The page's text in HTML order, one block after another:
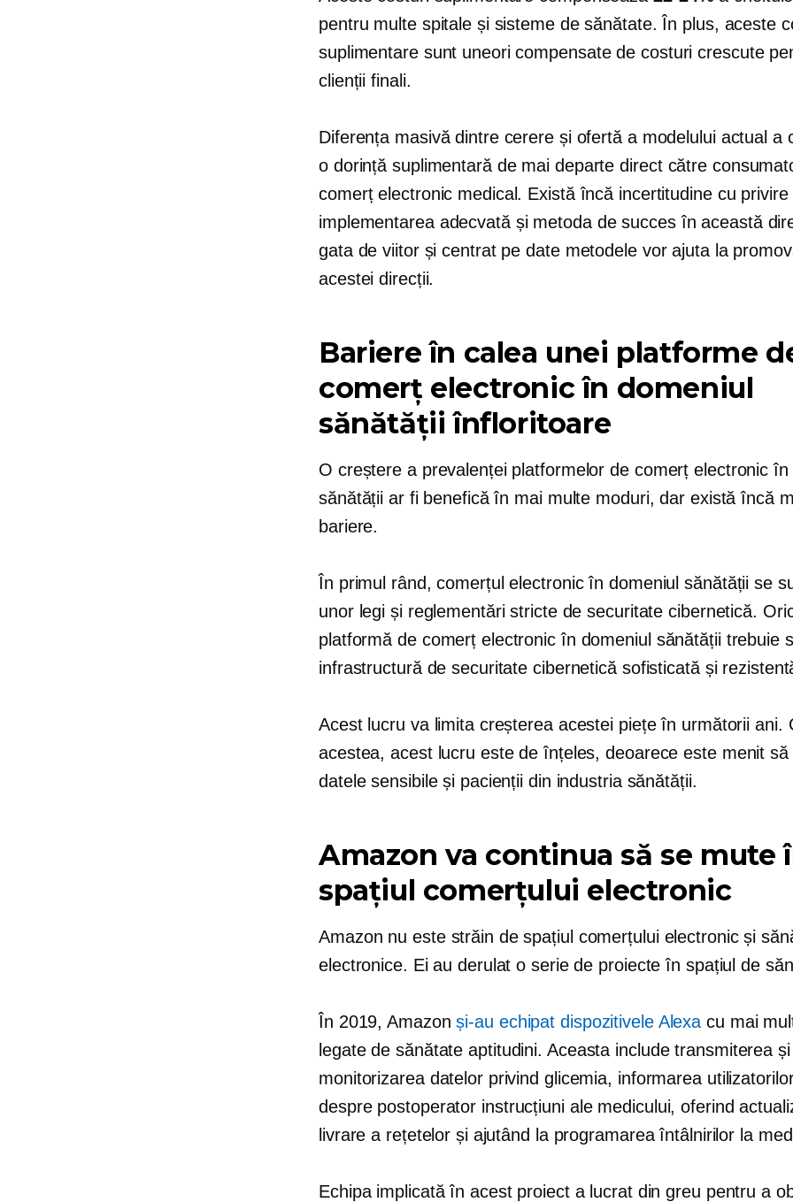
pentru multe spitale și sisteme de sănătate. În plus, aceste
suplimentare sunt uneori compensate de costuri crescute
clienții finali.
Diferența masivă dintre cerere și ofertă a modelului actual a
o dorință suplimentară de mai departedirect către
comerț electronic medical. Există încă incertitudine cu privire
implementarea adecvată și metoda de succes în această
gata de viitorșicentrat pe datemetodele vor ajuta la
acestei direcții.
Bariere în calea unei platforme
comerț electronic în domeniul
sănătății înfloritoare
O creștere a prevalenței platformelor de comerț electronic în
sănătății ar fi benefică în mai multe moduri, dar există încă
bariere.
În primul rând, comerțul electronic în domeniul sănătății se
unor legi și reglementări stricte de securitate cibernetică.
platformă de comerț electronic în domeniul sănătății trebuie
infrastructură de securitate cibernetică sofisticată și
Acest lucru va limita creșterea acestei piețe în următorii ani.
acestea, acest lucru este de înțeles, deoarece este menit să
datele sensibile și pacienții din industria sănătății.
Amazon va continua să se mute
spațiul comerțului electronic
Amazon nu este străin de spațiul comerțului electronic și
electronice. Ei au derulat o serie de proiecte în spațiul de
În 2019, Amazonși-au echipat dispozitivele Alexa cu mai
legate de sănătate aptitudini. Aceasta include transmiterea și
monitorizarea datelor privind glicemia, informarea
despre postoperator instrucțiuni ale medicului, oferind
livrare a rețetelor și ajutând la programarea întâlnirilor la
Echipa implicată în acest proiect a lucrat din greu pentru a